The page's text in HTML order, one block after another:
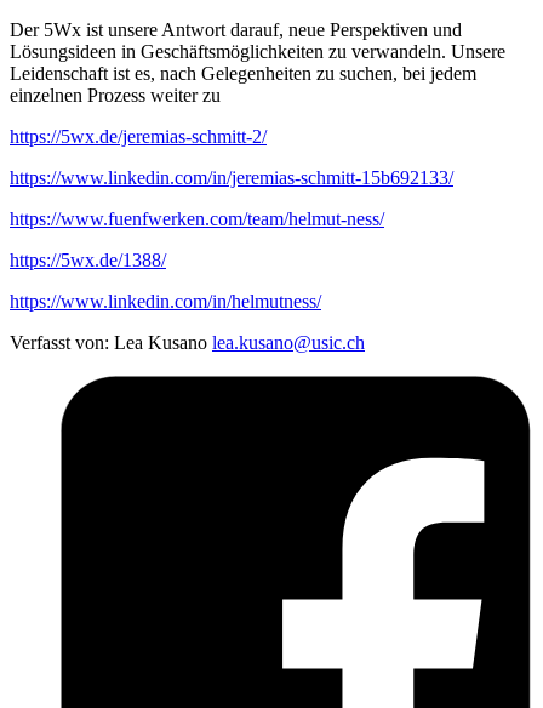
Der 5Wx ist unsere Antwort darauf, neue Perspektiven und
Lösungsideen in Geschäftsmöglichkeiten zu verwandeln. Unsere
Leidenschaft ist es, nach Gelegenheiten zu suchen, bei jedem
einzelnen Prozess weiter zu
https://5wx.de/jeremias-schmitt-2/
https://www.linkedin.com/in/jeremias-schmitt-15b692133/
https://www.fuenfwerken.com/team/helmut-ness/
https://5wx.de/1388/
https://www.linkedin.com/in/helmutness/
Verfasst von: Lea Kusano lea.kusano@usic.ch